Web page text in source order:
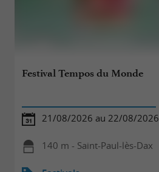
Festival Tempos du Monde
21/08/2026 au 22/08/2026
140 m - Saint-Paul-lès-Dax